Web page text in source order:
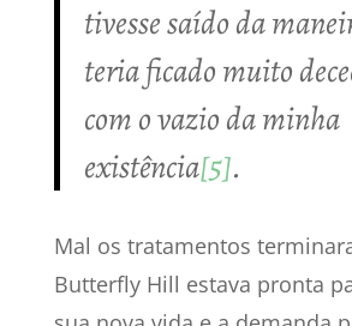
tivesse saído da
teria ficado muito
com o vazio da minha
existência[5].
Mal os tratamentos
Butterfly Hill estava pronta